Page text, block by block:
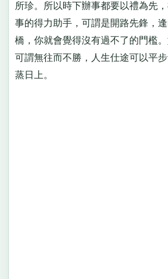
所珍。所以時下辦事都要以禮為先
事的得力助手，可謂是開路先鋒，
橋，你就會覺得沒有過不了的門檻
可謂無往而不勝，人生仕途可以平
蒸日上。